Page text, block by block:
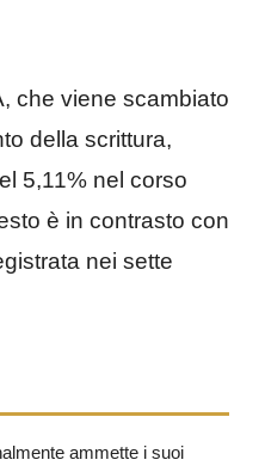
che viene scambiato
della scrittura,
5,11% nel corso
è in contrasto con
nei sette
ammette i suoi